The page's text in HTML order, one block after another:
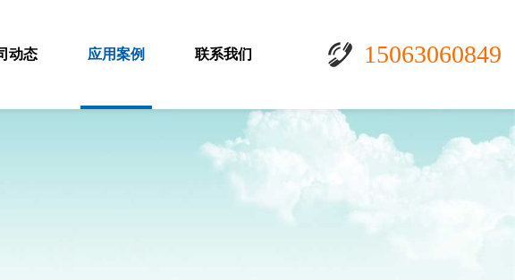
15063060849
动态 应用案例 联系我们